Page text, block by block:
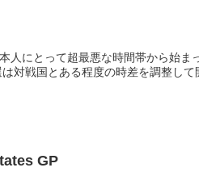
人にとって超最悪な時間帯から始ま
対戦国とある程度の時差を調整し
GP